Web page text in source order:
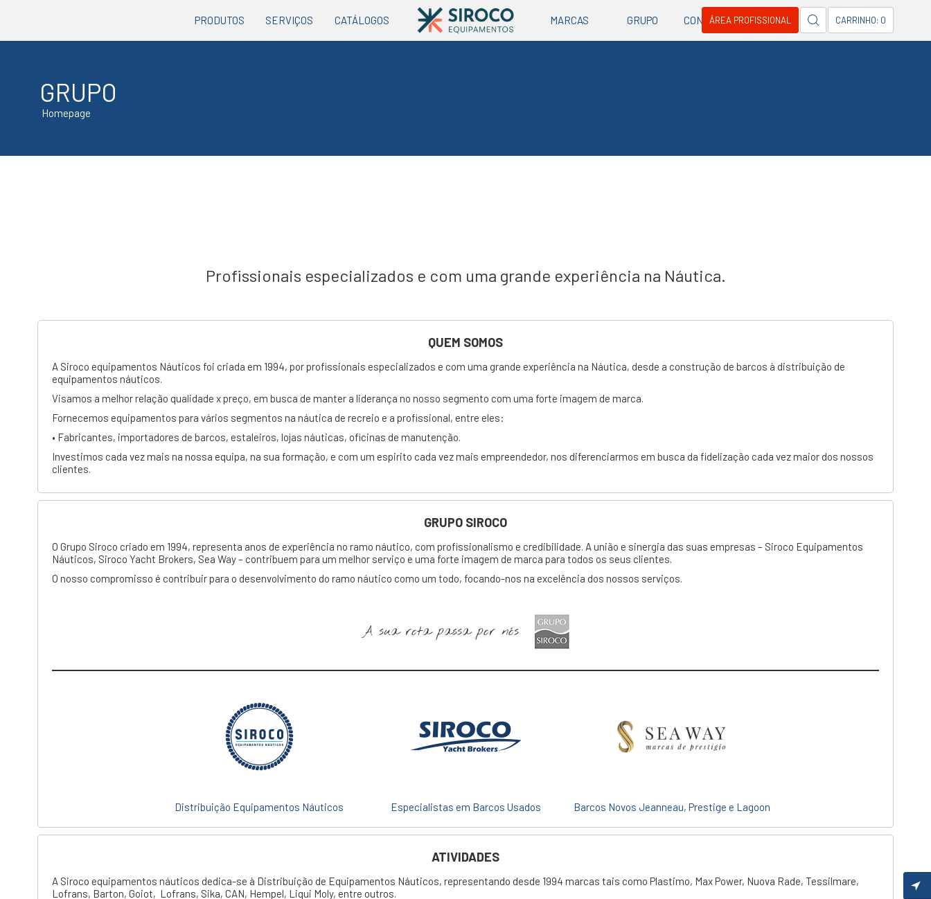
ÁREA PROFISSIONAL CARRINHO: 0
PRODUTOS SERVIÇOS CATÁLOGOS MARCAS GRUPO CONTACTOS
GRUPO
Homepage
Profissionais especializados e com uma grande experiência na Náutica.
QUEM SOMOS
A Siroco equipamentos Náuticos foi criada em 1994, por profissionais especializados e com uma grande experiência na Náutica, desde a construção de barcos à distribuição de
equipamentos náuticos.
Visamos a melhor relação qualidade x preço, em busca de manter a liderança no nosso segmento com uma forte imagem de marca.
Fornecemos equipamentos para vários segmentos na náutica de recreio e a profissional, entre eles:
• Fabricantes, importadores de barcos, estaleiros, lojas náuticas, oficinas de manutenção.
Investimos cada vez mais na nossa equipa, na sua formação, e com um espirito cada vez mais empreendedor, nos diferenciarmos em busca da fidelização cada vez maior dos nossos
clientes.
GRUPO SIROCO
O Grupo Siroco criado em 1994, representa anos de experiência no ramo náutico, com profissionalismo e credibilidade. A união e sinergia das suas empresas – Siroco Equipamentos
Náuticos, Siroco Yacht Brokers, Sea Way– contribuem para um melhor serviço e uma forte imagem de marca para todos os seus clientes.
O nosso compromisso é contribuir para o desenvolvimento do ramo náutico como um todo, focando-nos na excelência dos nossos serviços.
A sua rota passa por nós
Distribuição Equipamentos Náuticos Especialistas em Barcos Usados Barcos Novos Jeanneau, Prestige e Lagoon
ATIVIDADES
A Siroco equipamentos náuticos dedica-se à Distribuição de Equipamentos Náuticos, representando desde 1994 marcas tais como Plastimo, Max Power, Nuova Rade, Tessilmare,
Lofrans, Barton, Goiot, Lofrans, Sika, CAN, Hempel, Liqui Moly, entre outros.